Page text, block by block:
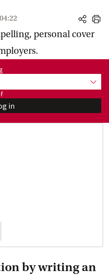
share
print
personal cover
toon
in
by writing an